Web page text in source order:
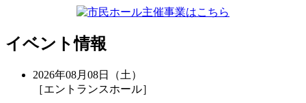
イベント情報
2026年08月08日（土）
［エントランスホール］